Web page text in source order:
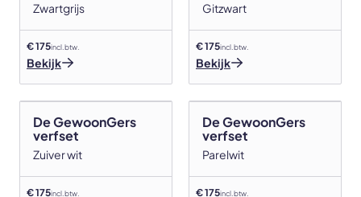
Veelgestelde vragen
Zwartgrijs
€ 175incl. btw.
Bekijk
Gitzwart
€ 175incl. btw.
Bekijk
De GewoonGers
verfset
Zuiver wit
€ 175incl. btw.
De GewoonGers
verfset
Parelwit
€ 175incl. btw.